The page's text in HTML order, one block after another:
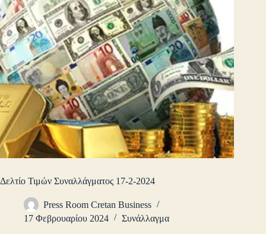
Δελτίο Τιμών Συναλλάγματος 17-2-2024
Press Room Cretan Business
17 Φεβρουαρίου 2024
Συνάλλαγμα